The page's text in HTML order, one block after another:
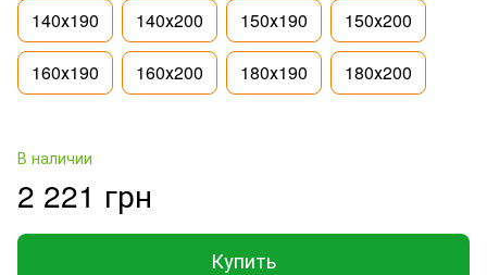
140х190 140х200 150х190 150х200
160х190 160х200 180х190 180х200
В наличии
2 221 грн
Купить